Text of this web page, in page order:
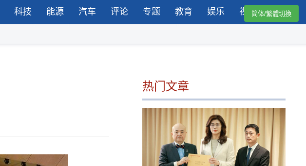
科技 能源 汽车 评论 专题 教育 娱乐 视频简体/繁體切換
热门文章